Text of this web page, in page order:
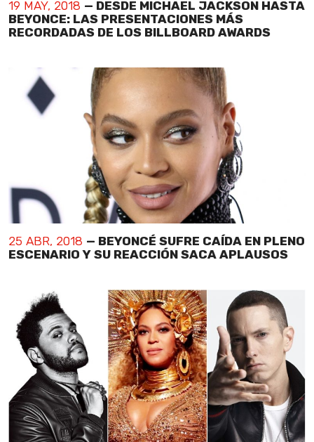
19 MAY, 2018 — DESDE MICHAEL JACKSON HASTA
BEYONCE: LAS PRESENTACIONES MÁS
RECORDADAS DE LOS BILLBOARD AWARDS
25 ABR, 2018 — BEYONCÉ SUFRE CAÍDA EN PLENO
ESCENARIO Y SU REACCIÓN SACA APLAUSOS